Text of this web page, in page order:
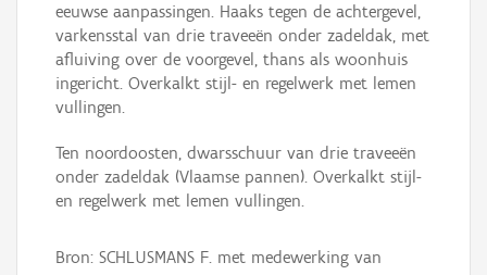
eeuwse aanpassingen. Haaks tegen de achtergevel,
varkensstal van drie traveeën onder zadeldak, met
afluiving over de voorgevel, thans als woonhuis
ingericht. Overkalkt stijl- en regelwerk met lemen
vullingen.
Ten noordoosten, dwarsschuur van drie traveeën
onder zadeldak (Vlaamse pannen). Overkalkt stijl-
en regelwerk met lemen vullingen.
Bron: SCHLUSMANS F. met medewerking van